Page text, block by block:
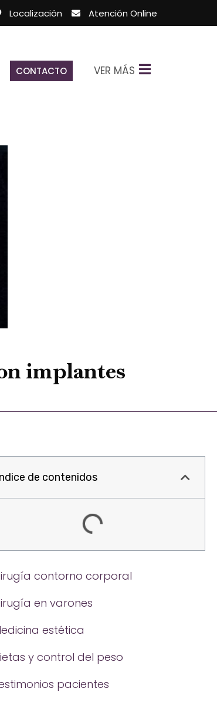
Localización Atención Online
CONTACTO VER MÁS
implantes
de contenidos
contorno corporal
en varones
estética
y control del peso
pacientes